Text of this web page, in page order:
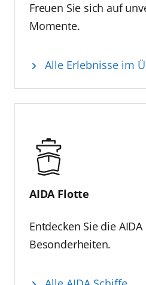
Freuen Sie sich auf
Momente.
Alle Erlebnisse im
AIDA Flotte
Entdecken Sie die
Besonderheiten.